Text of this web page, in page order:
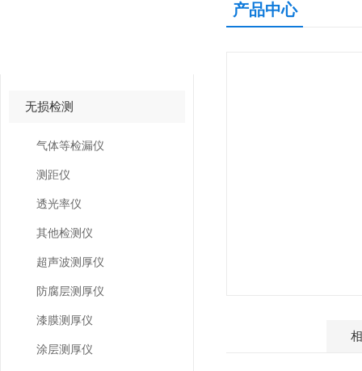
无损检测
气体等检漏仪
测距仪
透光率仪
其他检测仪
超声波测厚仪
防腐层测厚仪
漆膜测厚仪
涂层测厚仪
产品中心